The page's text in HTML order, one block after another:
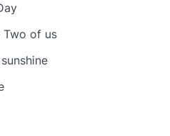
Two of us